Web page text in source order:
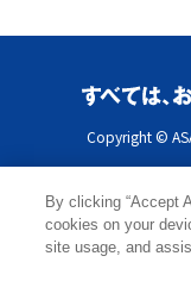
Copyright ©
By clicking “Accept
cookies on your
site usage, and